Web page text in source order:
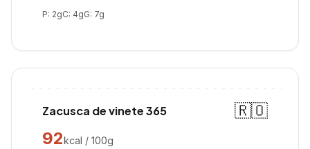
P: 2gC: 4gG: 7g
Zacusca de vinete 365
🇷🇴
92kcal / 100g